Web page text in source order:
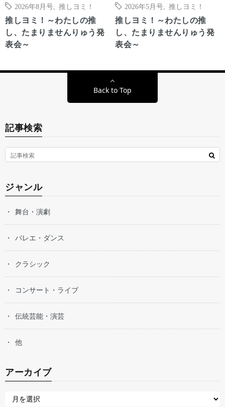
2026年8月号
推しヨミ！
推しヨミ！～わたしの推
し、たまりませんりゅう発
表会～
2026年5月号
推しヨミ！
推しヨミ！～わたしの推
し、たまりませんりゅう発
表会～
Back to Top
記事検索
ジャンル
舞台・演劇
バレエ・ダンス
クラシック
コンサート・ライブ
伝統芸能・演芸
他
アーカイブ